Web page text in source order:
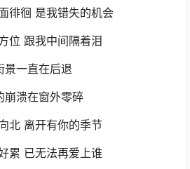
徘徊 是我错失的机会
位 跟我中间隔着泪
景一直在后退
崩溃在窗外零碎
北 离开有你的季节
累 已无法再爱上谁